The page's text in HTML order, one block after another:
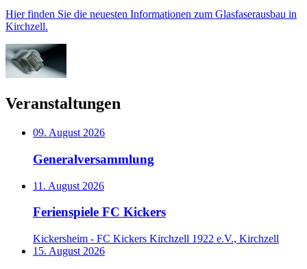
Hier finden Sie die neuesten Informationen zum Glasfaserausbau in
Kirchzell.
Veranstaltungen
09. August 2026
Generalversammlung
11. August 2026
Ferienspiele FC Kickers
Kickersheim - FC Kickers Kirchzell 1922 e.V., Kirchzell
15. August 2026